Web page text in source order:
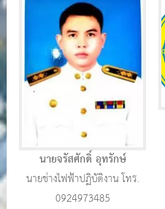
นายจรัสศักดิ์ อุทรักษ์
นายช่างไฟฟ้าปฏิบัติงาน โทร.
0924973485